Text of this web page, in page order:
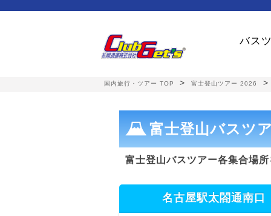
バス
国内旅行・ツアー TOP > 富士登山ツアー 2026 >
富士登山バスツ
富士登山バスツアー各集合場
名古屋駅太閤通南口